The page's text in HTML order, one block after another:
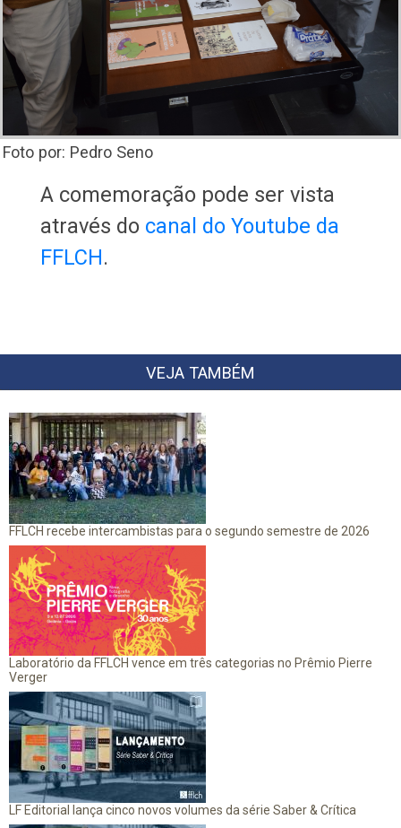
Foto por: Pedro Seno
A comemoração pode ser vista
através do canal do Youtube da
FFLCH.
VEJA TAMBÉM
FFLCH recebe intercambistas para o segundo semestre de 2026
Laboratório da FFLCH vence em três categorias no Prêmio Pierre
Verger
LF Editorial lança cinco novos volumes da série Saber & Crítica